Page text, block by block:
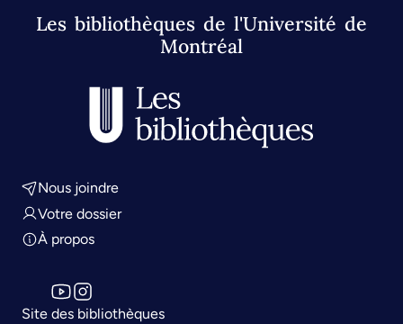
Les bibliothèques de l'Université de
Montréal
Nous joindre
Votre dossier
À propos
Site des bibliothèques